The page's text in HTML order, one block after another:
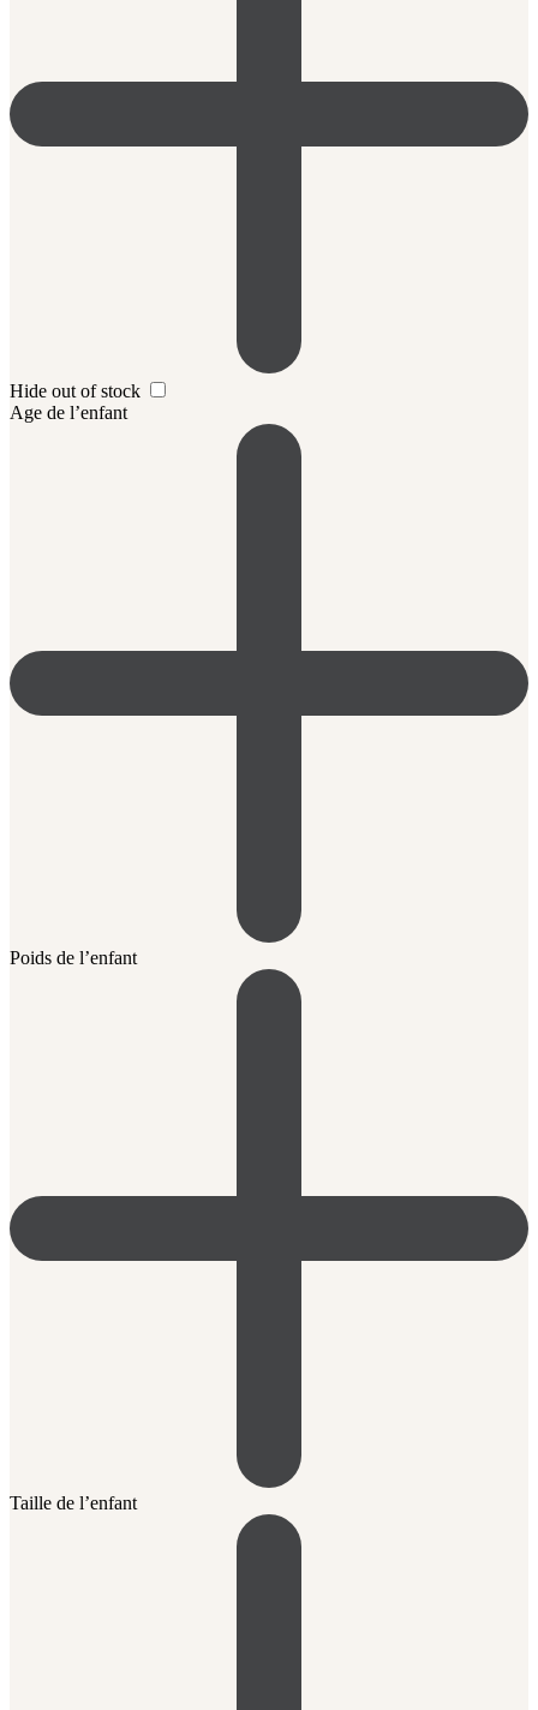
Hide out of stock
Age de l’enfant
Poids de l’enfant
Taille de l’enfant